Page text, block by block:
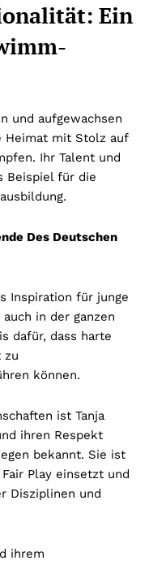
Ein
und aufgewachsen
Heimat mit Stolz auf
Ihr Talent und
Beispiel für die
Des Deutschen
Inspiration für junge
in der ganzen
dafür, dass harte
zu
können.
ist Tanja
ihren Respekt
bekannt. Sie ist
Play einsetzt und
Disziplinen und
ihrem